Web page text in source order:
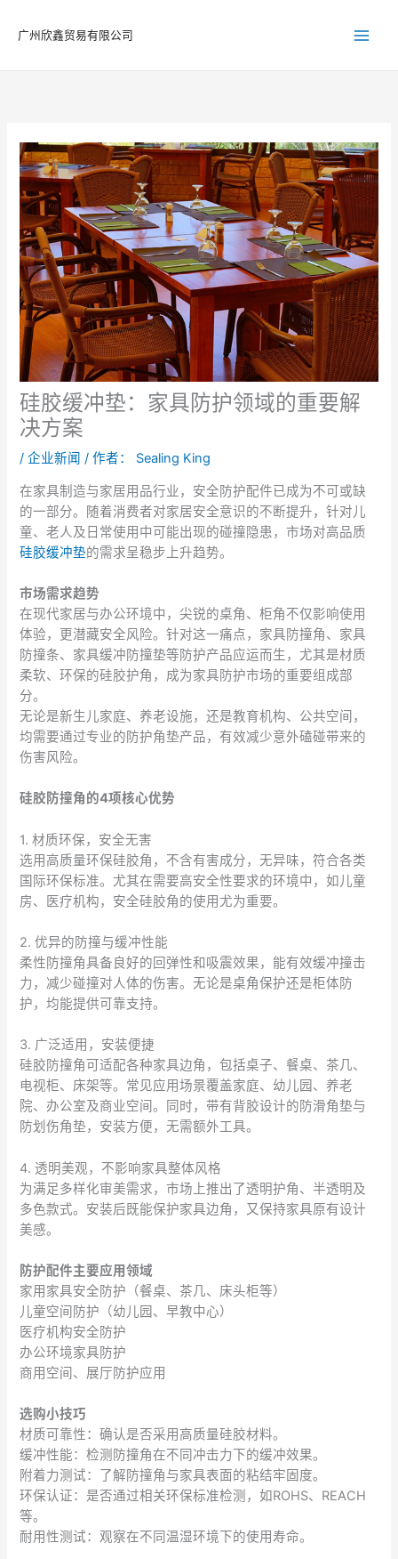
容
广州欣鑫贸易有限公司
硅胶缓冲垫：家具防护领域的重要解
决方案
/企业新闻 / 作者： Sealing King
在家具制造与家居用品行业，安全防护配件已成为不可或缺
的一部分。随着消费者对家居安全意识的不断提升，针对儿
童、老人及日常使用中可能出现的碰撞隐患，市场对高品质
硅胶缓冲垫的需求呈稳步上升趋势。
市场需求趋势
在现代家居与办公环境中，尖锐的桌角、柜角不仅影响使用
体验，更潜藏安全风险。针对这一痛点，家具防撞角、家具
防撞条、家具缓冲防撞垫等防护产品应运而生，尤其是材质
柔软、环保的硅胶护角，成为家具防护市场的重要组成部
分。
无论是新生儿家庭、养老设施，还是教育机构、公共空间，
均需要通过专业的防护角垫产品，有效减少意外磕碰带来的
伤害风险。
硅胶防撞角的4项核心优势
1. 材质环保，安全无害
选用高质量环保硅胶角，不含有害成分，无异味，符合各类
国际环保标准。尤其在需要高安全性要求的环境中，如儿童
房、医疗机构，安全硅胶角的使用尤为重要。
2. 优异的防撞与缓冲性能
柔性防撞角具备良好的回弹性和吸震效果，能有效缓冲撞击
力，减少碰撞对人体的伤害。无论是桌角保护还是柜体防
护，均能提供可靠支持。
3. 广泛适用，安装便捷
硅胶防撞角可适配各种家具边角，包括桌子、餐桌、茶几、
电视柜、床架等。常见应用场景覆盖家庭、幼儿园、养老
院、办公室及商业空间。同时，带有背胶设计的防滑角垫与
防划伤角垫，安装方便，无需额外工具。
4. 透明美观，不影响家具整体风格
为满足多样化审美需求，市场上推出了透明护角、半透明及
多色款式。安装后既能保护家具边角，又保持家具原有设计
美感。
防护配件主要应用领域
家用家具安全防护（餐桌、茶几、床头柜等）
儿童空间防护（幼儿园、早教中心）
医疗机构安全防护
办公环境家具防护
商用空间、展厅防护应用
选购小技巧
材质可靠性：确认是否采用高质量硅胶材料。
缓冲性能：检测防撞角在不同冲击力下的缓冲效果。
附着力测试：了解防撞角与家具表面的粘结牢固度。
环保认证：是否通过相关环保标准检测，如ROHS、REACH
等。
耐用性测试：观察在不同温湿环境下的使用寿命。